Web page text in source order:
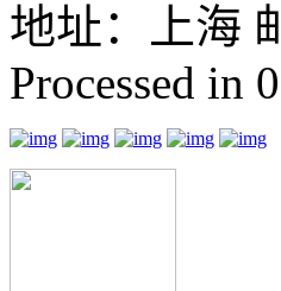
地址：上海
Processed in